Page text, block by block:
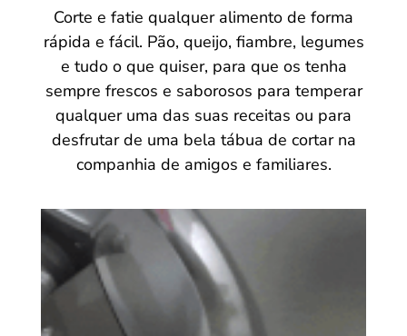
Corte e fatie qualquer alimento de forma
rápida e fácil. Pão, queijo, fiambre, legumes
e tudo o que quiser, para que os tenha
sempre frescos e saborosos para temperar
qualquer uma das suas receitas ou para
desfrutar de uma bela tábua de cortar na
companhia de amigos e familiares.